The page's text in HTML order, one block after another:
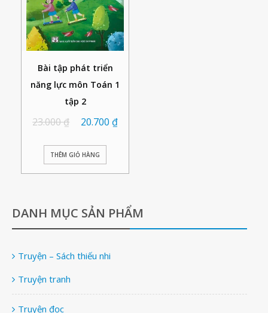
Bài tập phát triển
năng lực môn Toán 1
tập 2
23.000₫ 20.700 ₫
THÊM GIỎ HÀNG
DANH MỤC SẢN PHẨM
Truyện – Sách thiếu nhi
Truyện tranh
Truyện đọc